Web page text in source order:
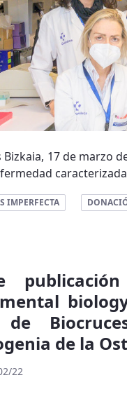
Bizkaia, 17 de marzo
IMPERFECTA
de
de la
22